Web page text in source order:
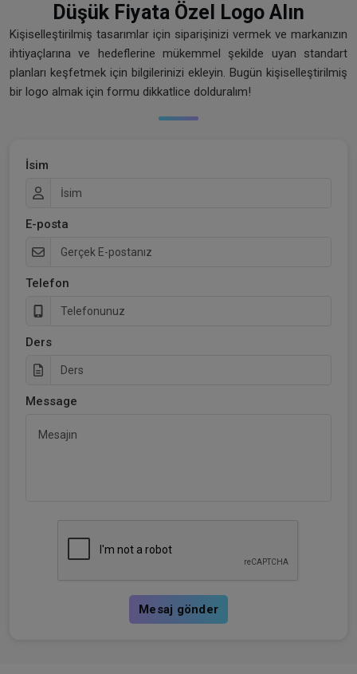
Düşük Fiyata Özel Logo Alın
Kişiselleştirilmiş tasarımlar için siparişinizi vermek ve markanızın
ihtiyaçlarına ve hedeflerine mükemmel şekilde uyan standart
planları keşfetmek için bilgilerinizi ekleyin. Bugün kişiselleştirilmiş
bir logo almak için formu dikkatlice dolduralım!
İsim
E-posta
Telefon
Ders
Message
Mesaj gönder